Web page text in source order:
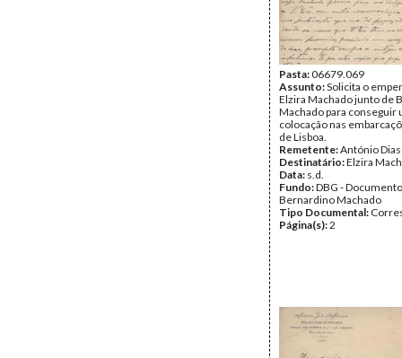
Pasta:06679.069
Assunto:Solicita o
Elzira Machado junto de
Machado para conseguir
colocação nas
de Lisboa.
Remetente:António Dias
Destinatário:Elzira
Data: s.d.
Fundo:DBG -
Bernardino Machado
Tipo Documental:
Página(s):2